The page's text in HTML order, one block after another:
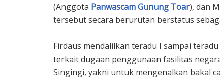
(Anggota Panwascam Gunung Toar), dan
tersebut secara berurutan berstatus
Firdaus mendalilkan teradu I sampai
terkait dugaan penggunaan fasilitas
Singingi, yakni untuk mengenalkan bakal